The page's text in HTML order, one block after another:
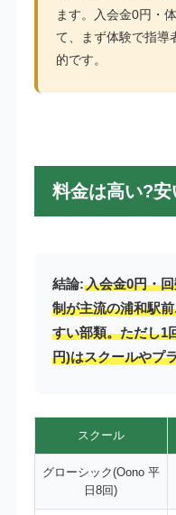
ます。入会金0円・
て、まず体験で指導
的です。
料金は高い?安
結論:入会金0円・
制が主流の浦和駅
すい部類。ただし1
円)はスクールやプ
スクール
グローシック(Oono 平
日8回)